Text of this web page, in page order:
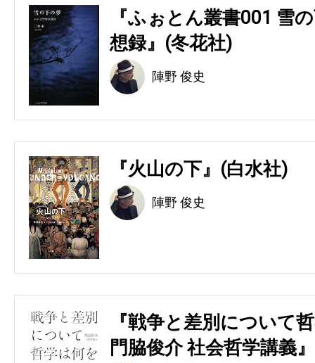
『ふぉとん叢書001 雪
想録』(冬花社)
陣野 俊史
『火山の下』(白水社)
陣野 俊史
『戦争と差別について
門脇俊介 社会哲学講義